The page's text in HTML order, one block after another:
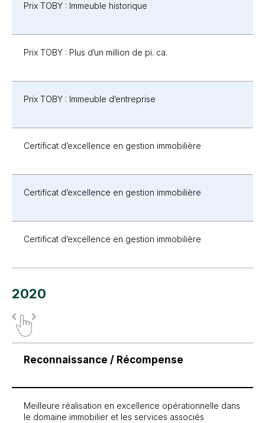
Prix TOBY : Immeuble historique
Prix TOBY : Plus d’un million de pi. ca.
Prix TOBY : Immeuble d’entreprise
Certificat d’excellence en gestion immobilière
Certificat d’excellence en gestion immobilière
Certificat d’excellence en gestion immobilière
2020
Reconnaissance / Récompense
Meilleure réalisation en excellence opérationnelle dans
le domaine immobilier et les services associés